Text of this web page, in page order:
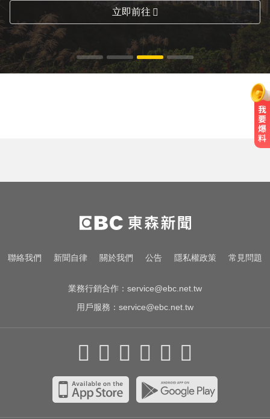
立即前往
聯絡我們 新聞自律 關於我們 公告 隱私權政策 常見問題
業務行銷合作： service@ebc.net.tw
用戶服務： service@ebc.net.tw